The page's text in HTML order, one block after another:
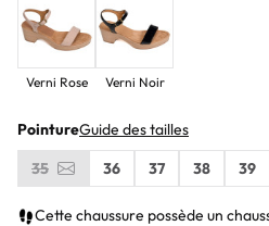
Verni Rose Verni Noir
PointureGuide des tailles
35
36 37 38 39
Cette chaussure possède un